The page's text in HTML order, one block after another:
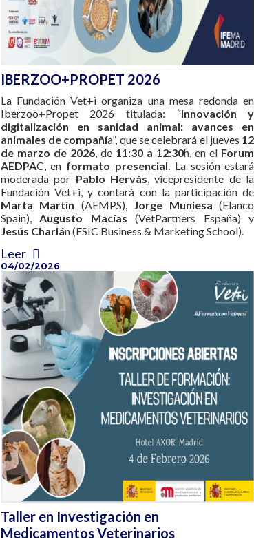
IBERZOO+PROPET 2026
La Fundación Vet+i organiza una mesa redonda en
Iberzoo+Propet 2026 titulada: “Innovación y
digitalización en sanidad animal: avances en
animales de compañía”, que se celebrará el jueves 12
de marzo de 2026, de 11:30 a 12:30h, en el Forum
AEDPAC, en formato presencial. La sesión estar
moderada por Pablo Hervás, vicepresidente de la
Fundación Vet+i, y contará con la participación de
Marta Martín (AEMPS), Jorge Muniesa (Elanco
Spain),Augusto Macías (VetPartners España) y
Jesús Charln (ESIC Business & Marketing School).
Leer
04/02/2026
Taller en Investigación en
Medicamentos Veterinarios